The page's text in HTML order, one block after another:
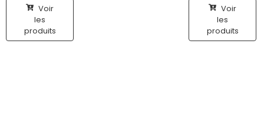
Voir
les
produits
Voir
les
produits